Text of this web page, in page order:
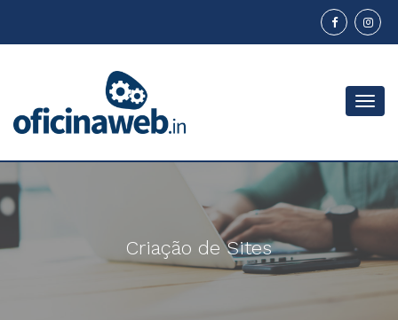
Menu
Criação de Sites